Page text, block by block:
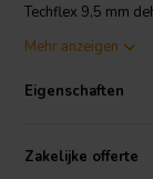
Techflex 9,5 mm
Techflex Flexo ist
und Schläuche
leicht über große
und einfache
Mehr anzeigen
Eigenschaften
Zakelijke offerte